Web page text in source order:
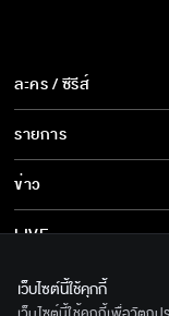
ละคร / ซีรีส์
ละคร/ซีรีส์
ซีรีส์นานาชาติ
การ์ตูน & เกม
รายการ
รายการทั้งหมด
ข่าว
ข่าวทั้งหมด
ข่าวประชาสัมพันธ์
LIVE
เกี่ยวกับเรา
เว็บไซต์นี้ใช้คุกกี้